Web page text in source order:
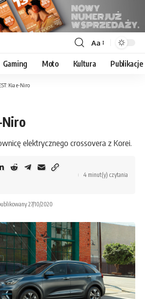
Font
Resizer
Aa
Gaming Moto Kultura Publikacje
Kia e-Niro
Niro
elektrycznego crossovera z Korei.
27/10/2020
4 minut(y) czytania